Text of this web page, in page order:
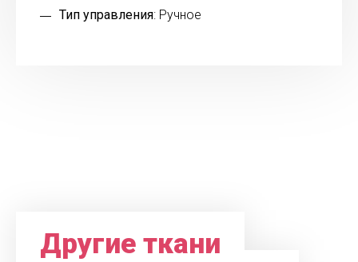
Тип управления: Ручное
Другие ткани